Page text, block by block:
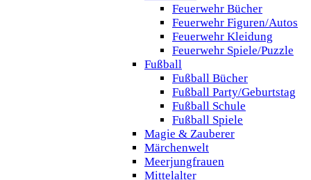
Feuerwehr Bücher
Feuerwehr Figuren/Autos
Feuerwehr Kleidung
Feuerwehr Spiele/Puzzle
Fußball
Fußball Bücher
Fußball Party/Geburtstag
Fußball Schule
Fußball Spiele
Magie & Zauberer
Märchenwelt
Meerjungfrauen
Mittelalter